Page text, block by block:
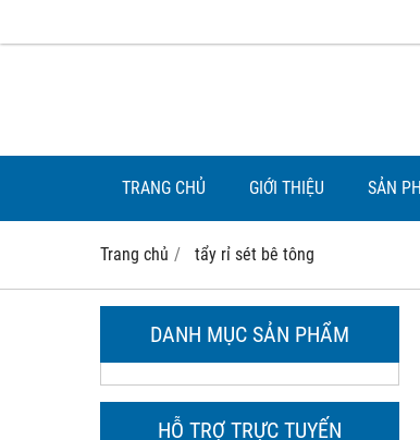
TRANG CHỦ GIỚI THIỆU SẢN
Trang chủ tẩy rỉ sét bê tông
DANH MỤC SẢN PHẨM
HỖ TRỢ TRỰC TUYẾN